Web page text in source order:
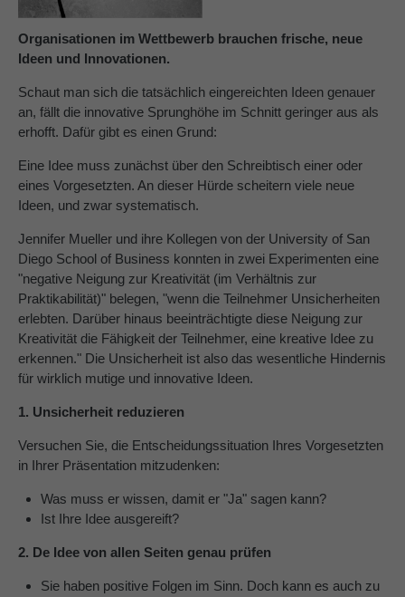
About us
adipiscing elit.
Aenean commodo ligula eget dolor. Aenean massa.
Cum sociis natoque penatibus et magnis dis parturient
montes, nascetur ridiculus mus. Donec quam felis,
ultricies nec.
Organisationen im Wettbewerb brauchen frische, neue
Ideen und Innovationen.
Schaut man sich die tatsächlich eingereichten Ideen genauer
an, fällt die innovative Sprunghöhe im Schnitt geringer aus als
erhofft. Dafür gibt es einen Grund:
Eine Idee muss zunächst über den Schreibtisch einer oder
eines Vorgesetzten. An dieser Hürde scheitern viele neue
Ideen, und zwar systematisch.
Jennifer Mueller und ihre Kollegen von der University of San
Diego School of Business konnten in zwei Experimenten eine
"negative Neigung zur Kreativität (im Verhältnis zur
Praktikabilität)" belegen, "wenn die Teilnehmer Unsicherheiten
erlebten. Darüber hinaus beeinträchtigte diese Neigung zur
Kreativität die Fähigkeit der Teilnehmer, eine kreative Idee zu
erkennen." Die Unsicherheit ist also das wesentliche Hindernis
für wirklich mutige und innovative Ideen.
1. Unsicherheit reduzieren
Versuchen Sie, die Entscheidungssituation Ihres Vorgesetzten
in Ihrer Präsentation mitzudenken:
Was muss er wissen, damit er "Ja" sagen kann?
Ist Ihre Idee ausgereift?
2. De Idee von allen Seiten genau prüfen
Sie haben positive Folgen im Sinn. Doch kann es auch zu